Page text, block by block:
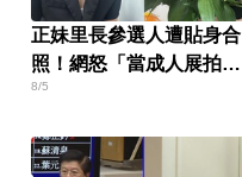
正妹里長參選人遭貼身合
照！網怒「當成人展拍」
本人回應了
8/5